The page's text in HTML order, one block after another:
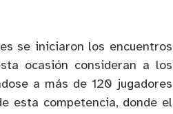
se iniciaron los encuentros
ocasión consideran a los
a más de 120 jugadores
esta competencia, donde el